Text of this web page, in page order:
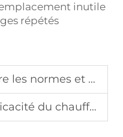
inutile
répétés
industrielles applicables aux chauffages au diesel
relatives à l’isolation et options de régulation de la température